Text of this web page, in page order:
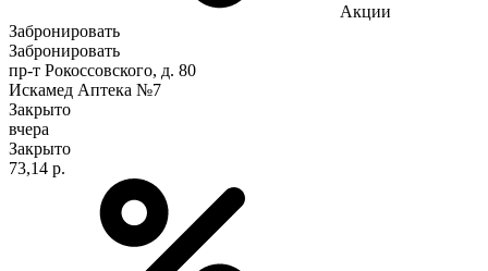
Акции
Забронировать
Забронировать
пр-т Рокоссовского, д. 80
Искамед Аптека №7
Закрыто
вчера
Закрыто
73,14 р.